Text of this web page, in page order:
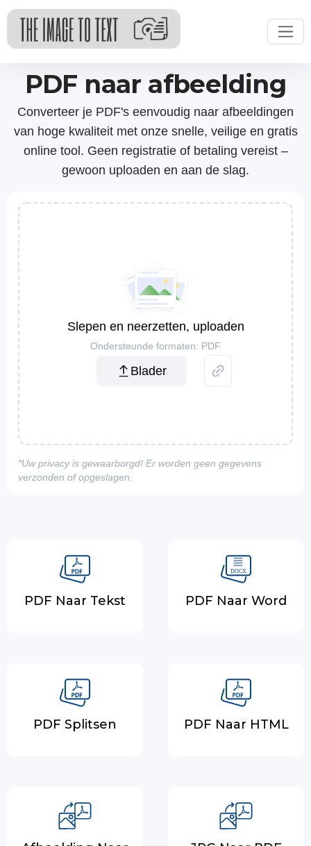
PDF naar afbeelding
Converteer je PDF's eenvoudig naar afbeeldingen
van hoge kwaliteit met onze snelle, veilige en gratis
online tool. Geen registratie of betaling vereist –
gewoon uploaden en aan de slag.
Slepen en neerzetten, uploaden
Ondersteunde formaten: PDF
Blader
*Uw privacy is gewaarborgd! Er worden geen gegevens
verzonden of opgeslagen.
PDF Naar Tekst PDF Naar Word
PDF Splitsen PDF Naar HTML